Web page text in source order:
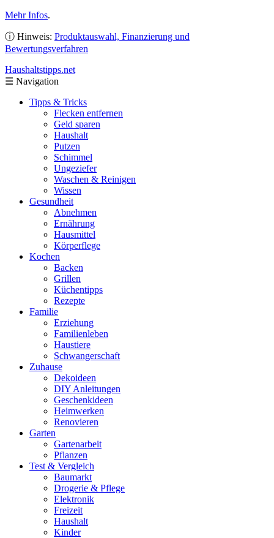
Mehr Infos.
ⓘ Hinweis: Produktauswahl, Finanzierung und
Bewertungsverfahren
Haushaltstipps.net
☰ Navigation
Tipps & Tricks
Flecken entfernen
Geld sparen
Haushalt
Putzen
Schimmel
Ungeziefer
Waschen & Reinigen
Wissen
Gesundheit
Abnehmen
Ernährung
Hausmittel
Körperflege
Kochen
Backen
Grillen
Küchentipps
Rezepte
Familie
Erziehung
Familienleben
Haustiere
Schwangerschaft
Zuhause
Dekoideen
DIY Anleitungen
Geschenkideen
Heimwerken
Renovieren
Garten
Gartenarbeit
Pflanzen
Test & Vergleich
Baumarkt
Drogerie & Pflege
Elektronik
Freizeit
Haushalt
Kinder